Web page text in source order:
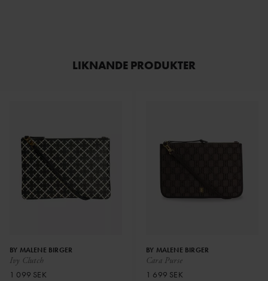
LIKNANDE PRODUKTER
Ivy Clutch
BY MALENE BIRGER
1 099 SEK
Cara Purse
BY MALENE BIRGER
1 699 SEK